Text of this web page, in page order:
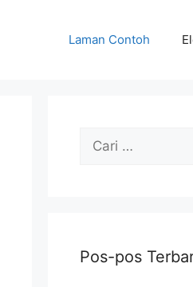
Laman Contoh
Cari
Pos-pos